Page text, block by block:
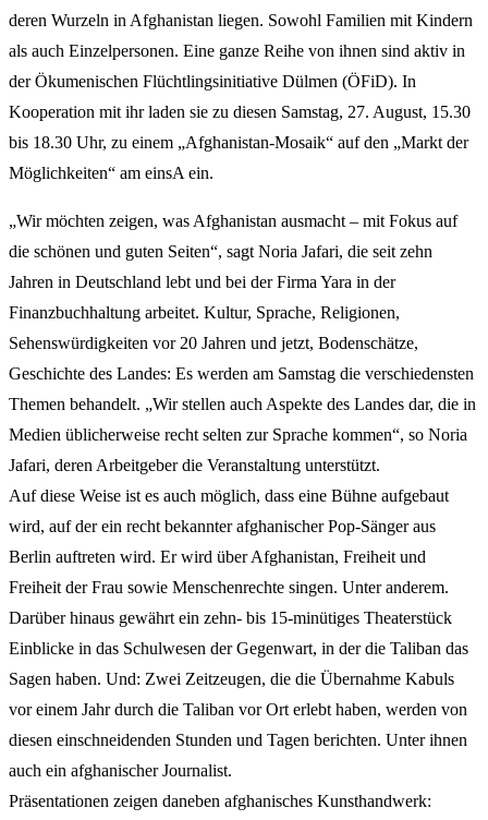
deren Wurzeln in Afghanistan liegen. Sowohl Familien mit Kindern
als auch Einzelpersonen. Eine ganze Reihe von ihnen sind aktiv in
der Ökumenischen Flüchtlingsinitiative Dülmen (ÖFiD). In
Kooperation mit ihr laden sie zu diesen Samstag, 27. August, 15.30
bis 18.30 Uhr, zu einem „Afghanistan-Mosaik“ auf den „Markt der
Möglichkeiten“ am einsA ein.
„Wir möchten zeigen, was Afghanistan ausmacht – mit Fokus auf
die schönen und guten Seiten“, sagt Noria Jafari, die seit zehn
Jahren in Deutschland lebt und bei der Firma Yara in der
Finanzbuchhaltung arbeitet. Kultur, Sprache, Religionen,
Sehenswürdigkeiten vor 20 Jahren und jetzt, Bodenschätze,
Geschichte des Landes: Es werden am Samstag die verschiedensten
Themen behandelt. „Wir stellen auch Aspekte des Landes dar, die in
Medien üblicherweise recht selten zur Sprache kommen“, so Noria
Jafari, deren Arbeitgeber die Veranstaltung unterstützt.
Auf diese Weise ist es auch möglich, dass eine Bühne aufgebaut
wird, auf der ein recht bekannter afghanischer Pop-Sänger aus
Berlin auftreten wird. Er wird über Afghanistan, Freiheit und
Freiheit der Frau sowie Menschenrechte singen. Unter anderem.
Darüber hinaus gewährt ein zehn- bis 15-minütiges Theaterstück
Einblicke in das Schulwesen der Gegenwart, in der die Taliban das
Sagen haben. Und: Zwei Zeitzeugen, die die Übernahme Kabuls
vor einem Jahr durch die Taliban vor Ort erlebt haben, werden von
diesen einschneidenden Stunden und Tagen berichten. Unter ihnen
auch ein afghanischer Journalist.
Präsentationen zeigen daneben afghanisches Kunsthandwerk: